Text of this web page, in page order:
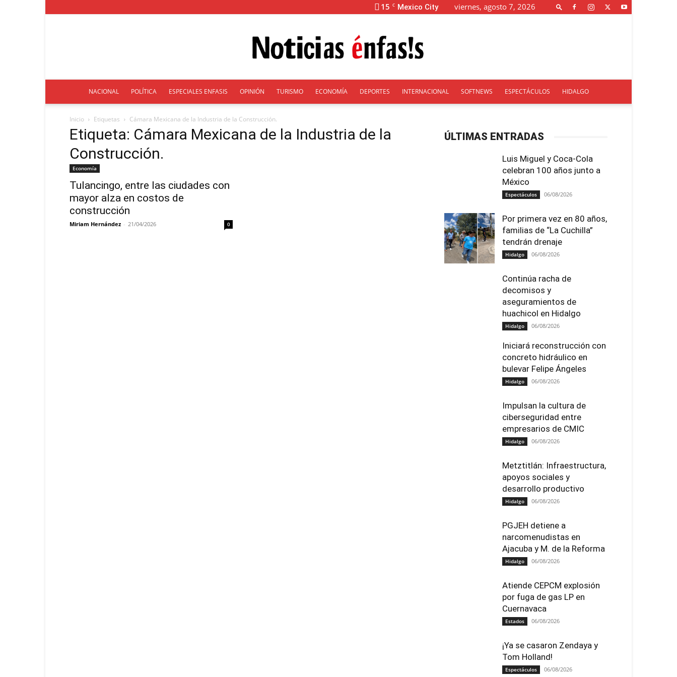
15 C Mexico City viernes, agosto 7, 2026
Énfasis
NACIONAL POLÍTICA ESPECIALES ENFASIS OPINIÓN TURISMO ECONOMÍA DEPORTES INTERNACIONAL SOFTNEWS ESPECTÁCULOS HIDALGO
Inicio Etiquetas Cámara Mexicana de la Industria de la Construcción.
Etiqueta: Cámara Mexicana de la Industria de la
Construcción.
Economía
Tulancingo, entre las ciudades con
mayor alza en costos de
construcción
Miriam Hernández - 21/04/2026 0
ÚLTIMAS ENTRADAS
Luis Miguel y Coca-Cola
celebran 100 años junto a
México
Espectáculos 06/08/2026
Por primera vez en 80 años,
familias de “La Cuchilla”
tendrán drenaje
Hidalgo 06/08/2026
Continúa racha de
decomisos y
aseguramientos de
huachicol en Hidalgo
Hidalgo 06/08/2026
Iniciará reconstrucción con
concreto hidráulico en
bulevar Felipe Ángeles
Hidalgo 06/08/2026
Impulsan la cultura de
ciberseguridad entre
empresarios de CMIC
Hidalgo 06/08/2026
Metztitlán: Infraestructura,
apoyos sociales y
desarrollo productivo
Hidalgo 06/08/2026
PGJEH detiene a
narcomenudistas en
Ajacuba y M. de la Reforma
Hidalgo 06/08/2026
Atiende CEPCM explosión
por fuga de gas LP en
Cuernavaca
Estados 06/08/2026
¡Ya se casaron Zendaya y
Tom Holland!
Espectáculos 06/08/2026